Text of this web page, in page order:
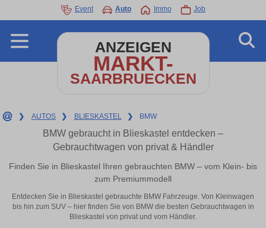
Event Auto Immo Job
ANZEIGEN
MARKT-
SAARBRUECKEN
❯ AUTOS ❯ BLIESKASTEL ❯ BMW
BMW gebraucht in Blieskastel entdecken –
Gebrauchtwagen von privat & Händler
Finden Sie in Blieskastel Ihren gebrauchten BMW – vom Klein- bis
zum Premiummodell
Entdecken Sie in Blieskastel gebrauchte BMW Fahrzeuge. Von Kleinwagen
bis hin zum SUV – hier finden Sie von BMW die besten Gebrauchtwagen in
Blieskastel von privat und vom Händler.